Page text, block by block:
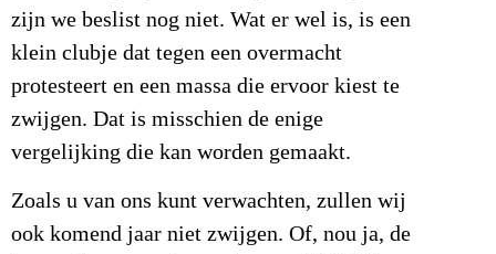
zijn we beslist nog niet. Wat er wel is, is een
klein clubje dat tegen een overmacht
protesteert en een massa die ervoor kiest te
zwijgen. Dat is misschien de enige
vergelijking die kan worden gemaakt.
Zoals u van ons kunt verwachten, zullen wij
ook komend jaar niet zwijgen. Of, nou ja, de